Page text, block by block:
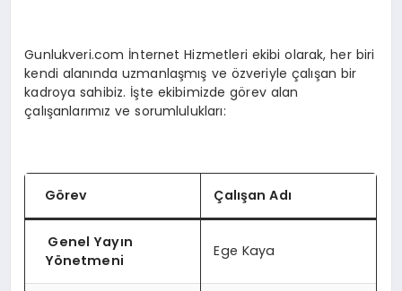
EKONOMI
SPOR
TEKNOLOJI
Gunlukveri.com İnternet Hizmetleri ekibi olarak, her biri
kendi alanında uzmanlaşmış ve özveriyle çalışan bir
kadroya sahibiz. İşte ekibimizde görev alan
çalışanlarımız ve sorumlulukları:
Görev Çalışan Adı
Genel Yayın
Yönetmeni
Ege Kaya